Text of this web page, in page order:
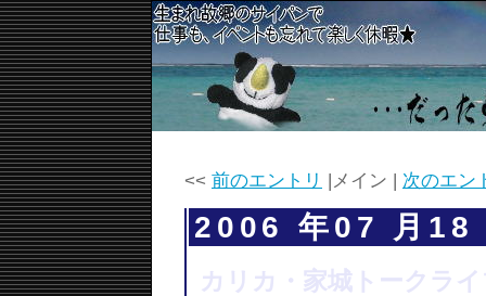
<< 前のエントリ |メイン | 次のエン
2006 年07 月18
カリカ・家城トークラ